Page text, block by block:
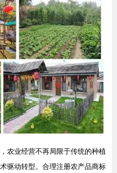
农业经营不再局限于传统的种植
驱动转型。合理注册农产品商标